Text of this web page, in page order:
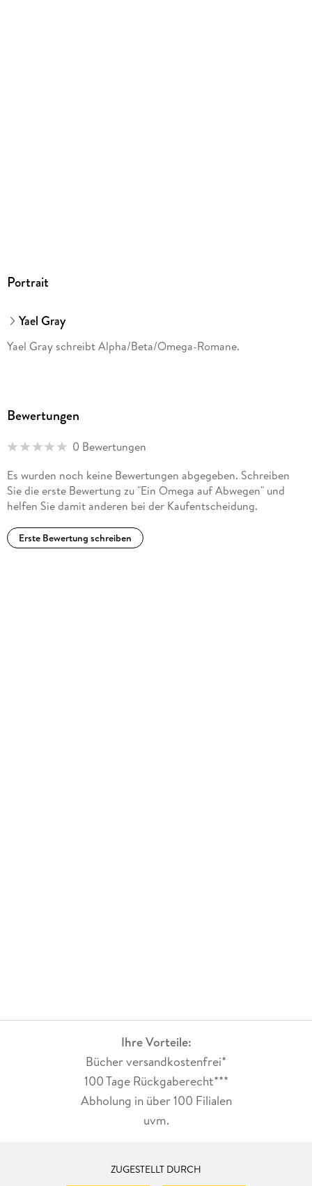
Portrait
Yael Gray
Yael Gray schreibt Alpha/Beta/Omega-Romane.
Bewertungen
0 Bewertungen
Es wurden noch keine Bewertungen abgegeben. Schreiben
Sie die erste Bewertung zu "Ein Omega auf Abwegen" und
helfen Sie damit anderen bei der Kaufentscheidung.
Erste Bewertung schreiben
Ihre Vorteile:
Bücher versandkostenfrei*
100 Tage Rückgaberecht***
Abholung in über 100 Filialen
uvm.
ZUGESTELLT DURCH